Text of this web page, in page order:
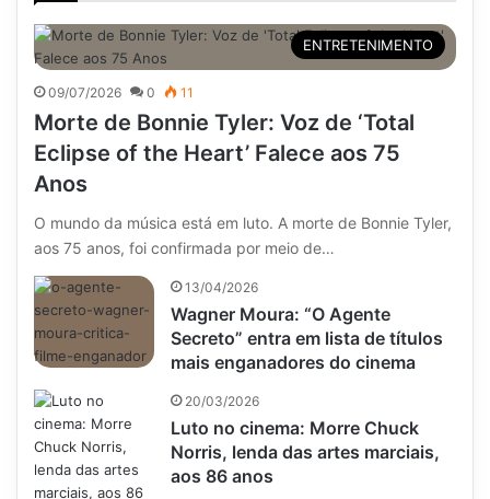
ENTRETENIMENTO
09/07/2026 0 11
Morte de Bonnie Tyler: Voz de ‘Total
Eclipse of the Heart’ Falece aos 75
Anos
O mundo da música está em luto. A morte de Bonnie Tyler,
aos 75 anos, foi confirmada por meio de…
13/04/2026
Wagner Moura: “O Agente
Secreto” entra em lista de títulos
mais enganadores do cinema
20/03/2026
Luto no cinema: Morre Chuck
Norris, lenda das artes marciais,
aos 86 anos